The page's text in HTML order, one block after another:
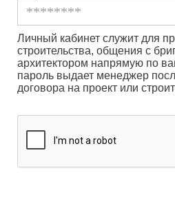
Личный кабинет служит для
строительства, общения с
архитектором напрямую по
пароль выдает менеджер
договора на проект или